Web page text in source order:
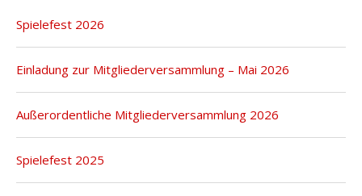
Spielefest 2026
Einladung zur Mitgliederversammlung – Mai 2026
Außerordentliche Mitgliederversammlung 2026
Spielefest 2025